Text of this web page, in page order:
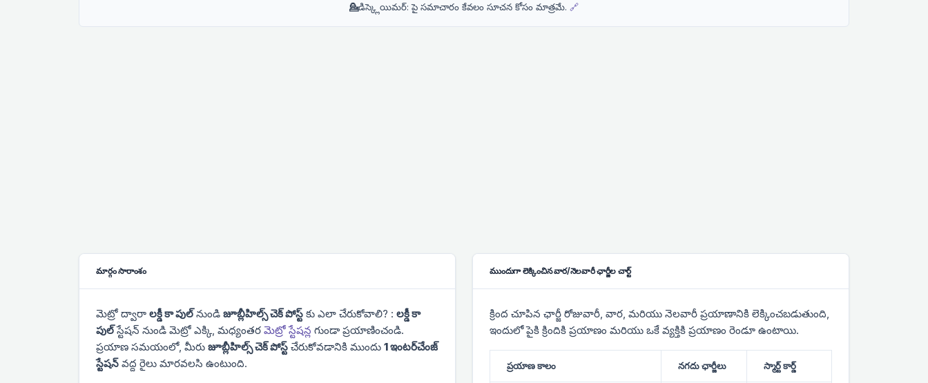
💁డిస్క్లెయిమర్: పై సమాచారం కేవలం సూచన కోసం మాత్రమే. 🔗
మార్గం సారాంశం
మెట్రో ద్వారా లక్డీ కా పుల్నుండి జూబ్లీహిల్స్ చెక్ పోస్ట్ కు ఎలా చేరుకోవాలి? : లక్డీ కా
పుల్స్టేషన్ నుండి మెట్రో ఎక్కి, మధ్యంతర మెట్రో స్టేషన్ల గుండా ప్రయాణించండి.
ప్రయాణ సమయంలో, మీరు జూబ్లీహిల్స్ చెక్ పోస్ట్ చేరుకోవడానికి ముందు 1 ఇంటర్‌చేంజ్
స్టేషన్ వద్ద రైలు మారవలసి ఉంటుంది.
ముందుగా లెక్కించిన వార/నెలవారీ ఛార్జీల చార్ట్
క్రింద చూపిన ఛార్జీ రోజువారీ, వార, మరియు నెలవారీ ప్రయాణానికి లెక్కించబడుతుంది,
ఇందులో పైకి క్రిందికి ప్రయాణం మరియు ఒకే వ్యక్తికి ప్రయాణం రెండూ ఉంటాయి.
ప్రయాణ కాలం నగదు ఛార్జీలు స్మార్ట్ కార్డ్